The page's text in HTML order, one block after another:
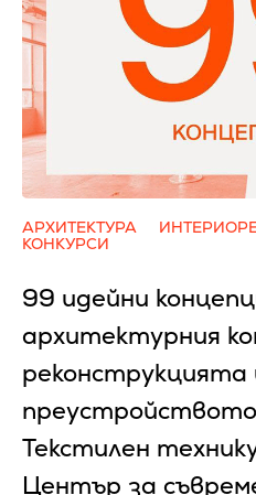
АРХИТЕКТУРА
КОНКУРСИ
99 идейни
архитектурния
реконструкцията
Текстилен
Център за